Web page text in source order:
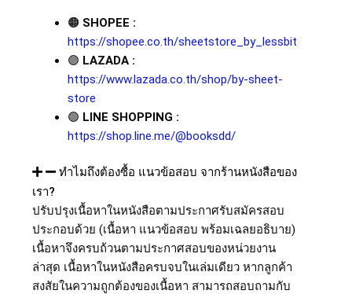
🟠 SHOPEE :
https://shopee.co.th/sheetstore_by_lessbit
🟣 LAZADA :
https://www.lazada.co.th/shop/by-sheet-
store
🟢 LINE SHOPPING :
https://shop.line.me/@booksdd/
ทำไมถึงต้องซื้อ แนวข้อสอบ จากร้านหนังสือของ
เรา?
ปรับปรุงเนื้อหาในหนังสือตามประกาศรับสมัครสอบ
ประกอบด้วย (เนื้อหา แนวข้อสอบ พร้อมเฉลยอธิบาย)
เนื้อหาจึงครบถ้วนตามประกาศสอบของหน่วยงาน
ล่าสุด เนื้อหาในหนังสือครบจบในเล่มเดียว หากลูกค้า
สงสัยในความถูกต้องของเนื้อหา สามารถสอบถามกับ